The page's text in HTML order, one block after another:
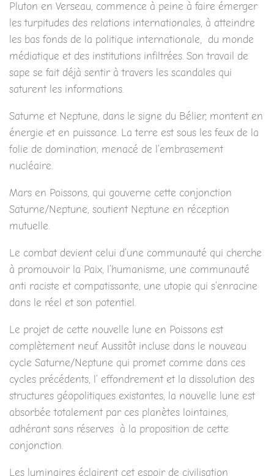
Pluton en Verseau, commence à peine à faire émerger
les turpitudes des relations internationales, à atteindre
les bas fonds de la politique internationale, du monde
médiatique et des institutions infiltrées. Son travail de
sape se fait déjà sentir à travers les scandales qui
saturent les informations.
Saturne et Neptune, dans le signe du Bélier, montent en
énergie et en puissance. La terre est sous les feux de la
folie de domination, menacé de l’embrasement
nucléaire.
Mars en Poissons, qui gouverne cette conjonction
Saturne/Neptune, soutient Neptune en réception
mutuelle.
Le combat devient celui d’une communauté qui cherche
à promouvoir la Paix, l’humanisme, une communauté
anti raciste et compatissante, une utopie qui s’enracine
dans le réel et son potentiel.
Le projet de cette nouvelle lune en Poissons est
complètement neuf. Aussitôt incluse dans le nouveau
cycle Saturne/Neptune qui promet comme dans ces
cycles précédents, l’ effondrement et la dissolution des
structures géopolitiques existantes, la nouvelle lune est
absorbée totalement par ces planètes lointaines,
adhérant sans réserves à la proposition de cette
conjonction.
Les luminaires éclairent cet espoir de civilisation